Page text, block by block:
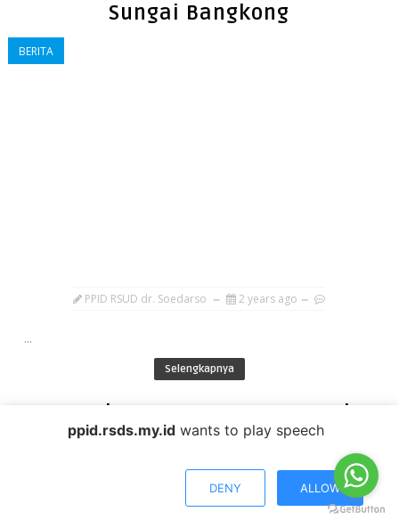
Sungai Bangkong
BERITA
PPID RSUD dr. Soedarso 2 years ago
...
Selengkapnya
Penandatanganan PKS RSUD dr.
Soedarso dengan KPU Kab. Sanggau
tentang Pelaksanaan Pemeriksaan
Kesehatan (Medical Check Up) bagi
ppid.rsds.my.id wants to play speech
DENY ALLOW